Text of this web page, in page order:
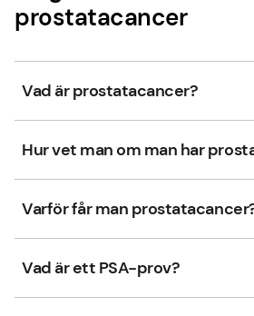
prostatacancer
Vad är prostatacancer?
Hur vet man om man har
Varför får man
Vad är ett PSA-prov?